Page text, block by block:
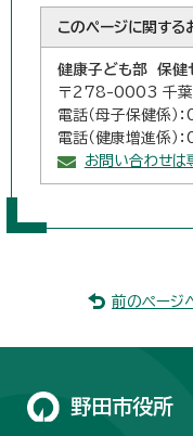
このページに関する
健康子ども部 保健
〒278-0003 千葉
電話（母子保健係
電話（健康増進係
お問い合わせは
前のページ
野田市役所